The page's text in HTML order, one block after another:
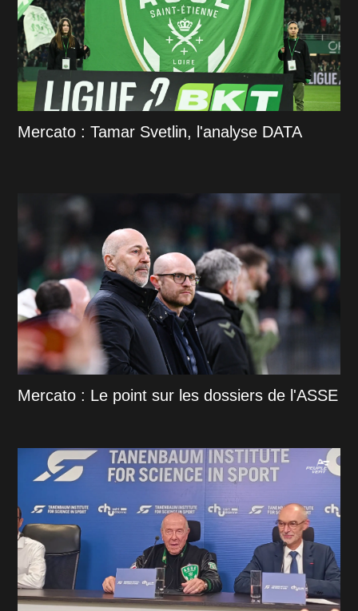
Mercato : Tamar Svetlin, l'analyse DATA
Mercato : Le point sur les dossiers de l'ASSE